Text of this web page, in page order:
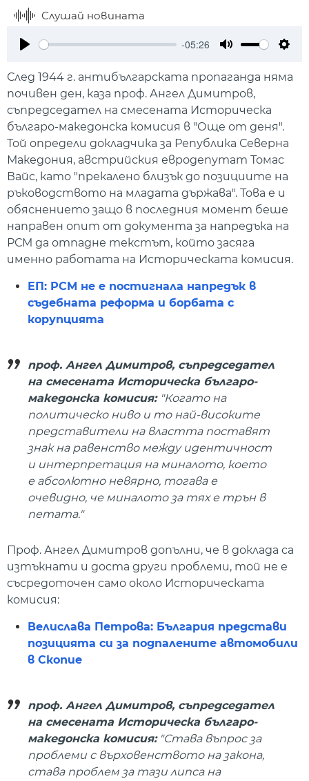
Слушай новината
-05:26
След 1944 г. антибългарската пропаганда няма
почивен ден, каза проф. Ангел Димитров,
съпредседател на смесената Историческа
българо-македонска комисия в "Още от деня".
Той определи докладчика за Република Северна
Македония, австрийския евродепутат Томас
Вайс, като "прекалено близък до позициите на
ръководството на младата държава". Това е и
обяснението защо в последния момент беше
направен опит от документа за напредъка на
РСМ да отпадне текстът, който засяга
именно работата на Историческата комисия.
ЕП: РСМ не е постигнала напредък в
съдебната реформа и борбата с
корупцията
проф. Ангел Димитров, съпредседател
на смесената Историческа българо-
македонска комисия: "Когато на
политическо ниво и то най-високите
представители на властта поставят
знак на равенство между идентичност
и интерпретация на миналото, което
е абсолютно невярно, тогава е
очевидно, че миналото за тях е трън в
петата."
Проф. Ангел Димитров допълни, че в доклада са
изтъкнати и доста други проблеми, той не е
съсредоточен само около Историческата
комисия:
Велислава Петрова: България представи
позицията си за подпалените автомобили
в Скопие
проф. Ангел Димитров, съпредседател
на смесената Историческа българо-
македонска комисия:"Става въпрос за
проблеми с върховенството на закона,
става проблем за тази липса на